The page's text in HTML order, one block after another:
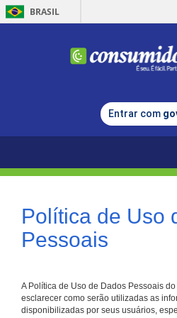
BRASIL
Entrar com
Política de Uso
Pessoais
A Política de Uso de Dados Pessoais do
esclarecer como serão utilizadas as
disponibilizadas por seus usuários,